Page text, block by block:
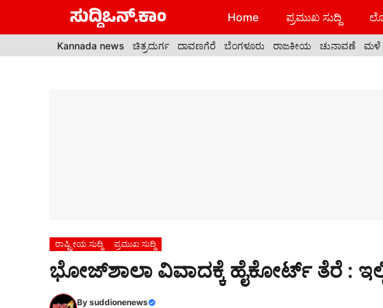
Home ಪ್ರಮುಖ ಸುದ್ದಿ
Kannada news ಚಿತ್ರದುರ್ಗ ದಾವಣಗೆರೆ ಬೆಂಗಳೂರು ರಾಜಕೀಯ ಚುನಾವಣೆ ಮಳೆ
ರಾಷ್ಟ್ರೀಯ ಸುದ್ದಿ ಪ್ರಮುಖ ಸುದ್ದಿ
ಭೋಜ್‌ಶಾಲಾ ವಿವಾದಕ್ಕೆ ಹೈಕೋರ್ಟ್‌ ತೆರೆ :
By suddionenews